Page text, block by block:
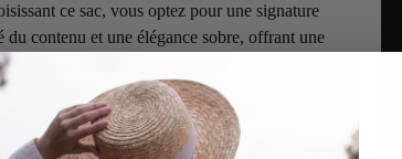
ce sac, vous optez pour une signature
contenu et une élégance sobre, offrant une
réactivité et votre sens du détail.